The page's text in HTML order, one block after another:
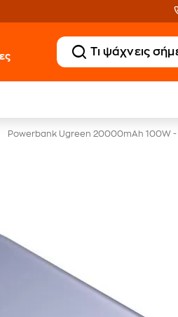
Powerbank Ugreen 20000mAh 100W -